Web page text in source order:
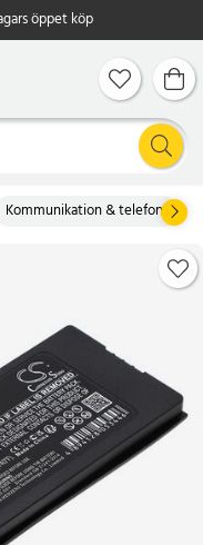
öppet köp
Kommunikation & telefoni